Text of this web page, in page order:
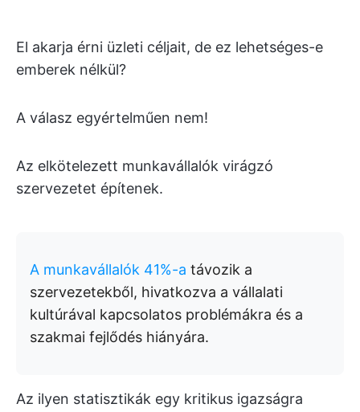
El akarja érni üzleti céljait, de ez lehetséges-e
emberek nélkül?
A válasz egyértelműen nem!
Az elkötelezett munkavállalók virágzó
szervezetet építenek.
A munkavállalók 41%-a távozik a
szervezetekből, hivatkozva a vállalati
kultúrával kapcsolatos problémákra és a
szakmai fejlődés hiányára.
Az ilyen statisztikák egy kritikus igazságra